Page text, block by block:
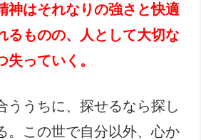
神はそれなりの強さと快適
るものの、人として大切な
っていく。
ううちに、探せるなら探し
。この世で自分以外、心か